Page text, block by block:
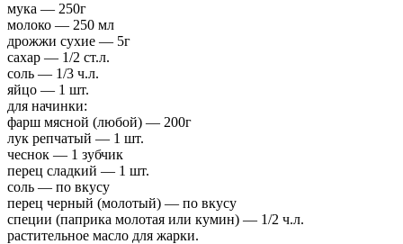
мука — 250г
молоко — 250 мл
дрожжи сухие — 5г
сахар — 1/2 ст.л.
соль — 1/3 ч.л.
яйцо — 1 шт.
для начинки:
фарш мясной (любой) — 200г
лук репчатый — 1 шт.
чеснок — 1 зубчик
перец сладкий — 1 шт.
соль — по вкусу
перец черный (молотый) — по вкусу
специи (паприка молотая или кумин) — 1/2 ч.л.
растительное масло для жарки.